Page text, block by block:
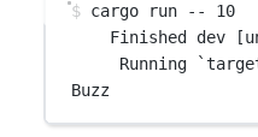
$ cargo run -- 10
Finished dev
Running
Buzz